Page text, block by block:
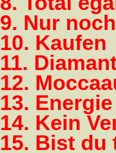
9. Nur
10. Kaufen
11.
12.
13. Energie
14. Kein
15. Bist du